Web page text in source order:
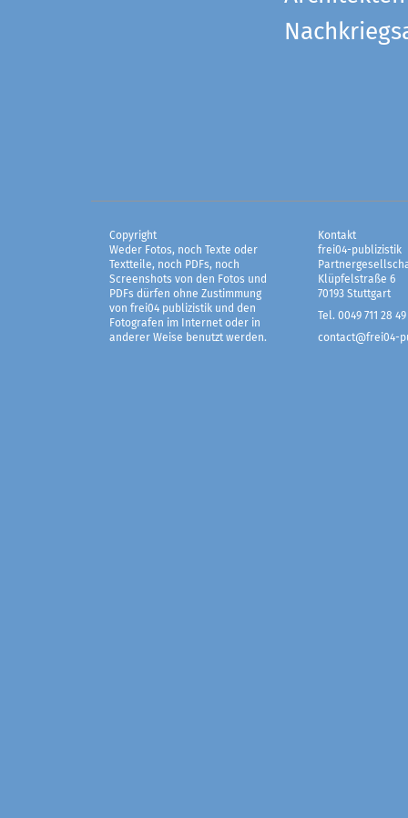
Copyright
Weder Fotos, noch Texte oder
Textteile, noch PDFs, noch
Screenshots von den Fotos und
PDFs dürfen ohne Zustimmung
von frei04 publizistik und den
Fotografen im Internet oder in
anderer Weise benutzt werden.
Kontakt
frei04-publizistik
Klüpfelstraße 6
70193 Stuttgart
Tel. 0049 711 28 49
contact@frei04-